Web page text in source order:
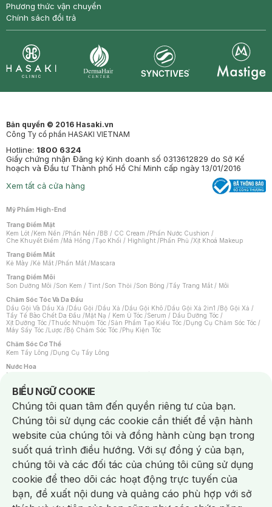
Phương thức vận chuyển
Chính sách đổi trả
Bản quyền © 2016 Hasaki.vn
Công Ty cổ phần HASAKI VIETNAM
Hotline: 1800 6324
Giấy chứng nhận Đăng ký Kinh doanh số 0313612829 do Sở Kế
hoạch và Đầu tư Thành phố Hồ Chí Minh cấp ngày 13/01/2016
Xem tất cả cửa hàng
Mỹ Phẩm High-End
Trang Điểm Mặt
Kem Lót /Kem Nền /Phấn Nền /BB / CC Cream /Phấn Nước Cushion /
Che Khuyết Điểm /Má Hồng /Tạo Khối / Highlight /Phấn Phủ /Xịt Khoá Makeup
Trang Điểm Mắt
Kẻ Mày /Kẻ Mắt /Phấn Mắt /Mascara
Trang Điểm Môi
Son Dưỡng Môi /Son Kem / Tint /Son Thỏi /Son Bóng /Tẩy Trang Mắt / Môi
Chăm Sóc Tóc Và Da Đầu
Dầu Gội Và Dầu Xả /Dầu Gội /Dầu Xả /Dầu Gội Khô /Dầu Gội Xả 2in1 /Bộ Gội Xả /
Tẩy Tế Bào Chết Da Đầu /Mặt Nạ / Kem Ủ Tóc /Serum / Dầu Dưỡng Tóc /
Xịt Dưỡng Tóc /Thuốc Nhuộm Tóc /Sản Phẩm Tạo Kiểu Tóc /Dụng Cụ Chăm Sóc Tóc /
Máy Sấy Tóc /Lược /Bộ Chăm Sóc Tóc /Phụ Kiện Tóc
Chăm Sóc Cơ Thể
Kem Tẩy Lông /Dụng Cụ Tẩy Lông
Nước Hoa
Nước Hoa Nữ
Chăm Sóc Cá Nhân
Chống Muỗi /Khẩu Trang /Máy Massage/Mặt Nạ Xông Hơi /Nước Rửa Tay/
Sản Phẩm Chăm Sóc Khác /Bàn Chải Đánh Răng /Bàn Chải Điện/
Hỗ Trợ Trắng Răng/Kem Đánh Răng /Máy Tăm Nước/ Nước Súc Miệng/
Tăm / Chỉ Nha Khoa/ Xịt Thơm Miệng / Dung Dịch Vệ Sinh/Dưỡng Vùng Kín/
Khăn Ướt Vệ Sinh Vùng Kín/Băng Vệ Sinh/Tampon/Bọt Cạo Râu /Dao Cạo Râu/
Máy Cạo Râu
Vấn Đề Về Da
Da Dầu / Lỗ Chân Lông To/ Da Khô / Mất Nước/ Da Lão Hóa/ Da Mụn/
Da Nhạy Cảm / Kích Ứng
Da Xỉn Màu Thâm / Nám / Tàn Nhang
Quầng Thâm & Bọng Mắt /Sẹo /Viêm Da Cơ Địa
Dụng Cụ / Phụ Kiện Chăm Sóc Da
Bông Tẩy Trang
Khăn Lau Mặt Khô Dụng Cụ / Máy Rửa Mặt Máy Chăm Sóc Da
BIỂU NGỮ COOKIE
Notice about cookies usage
Chúng tôi quan tâm đến quyền riêng tư của bạn.
Chúng tôi sử dụng các cookie cần thiết để vận hành
website của chúng tôi và đồng hành cùng bạn trong
suốt quá trình điều hướng. Với sự đồng ý của bạn,
chúng tôi và các đối tác của chúng tôi cũng sử dụng
cookie để theo dõi các hoạt động trực tuyến của
bạn, đề xuất nội dung và quảng cáo phù hợp với sở